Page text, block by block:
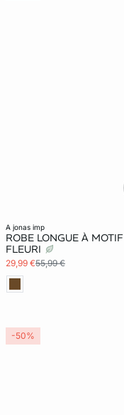
a jonas imp
ROBE LONGUE À MOTIF
FLEURI
29,99 €55,99 €
-50%